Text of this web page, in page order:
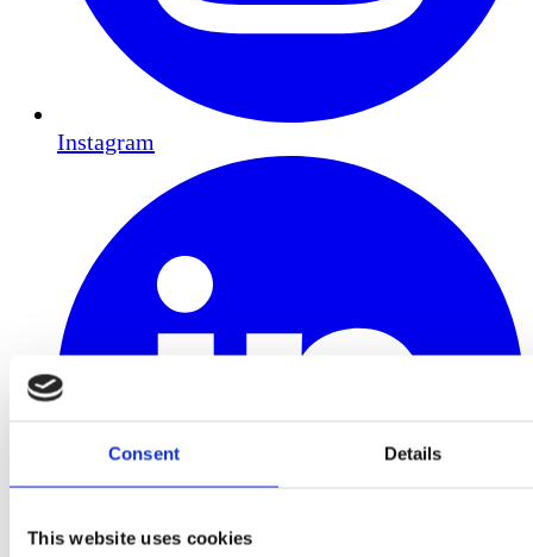
Consent Details
This website uses cookies
Instagram